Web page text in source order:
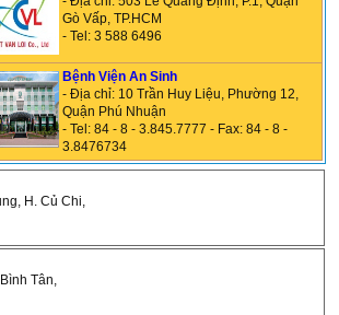
Gò Vấp, TP.HCM
- Tel: 3 588 6496
Bệnh Viện An Sinh
- Địa chỉ: 10 Trần Huy Liệu, Phường 12,
Quận Phú Nhuận
- Tel: 84 - 8 - 3.845.7777 - Fax: 84 - 8 -
3.8476734
H. Củ Chi,
Tân,